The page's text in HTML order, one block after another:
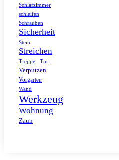
Schlafzimmer
schleifen
Schrauben
Sicherheit
Stein
Streichen
Treppe Tür
Verputzen
Vorgarten
Wand
Werkzeug
Wohnung
Zaun